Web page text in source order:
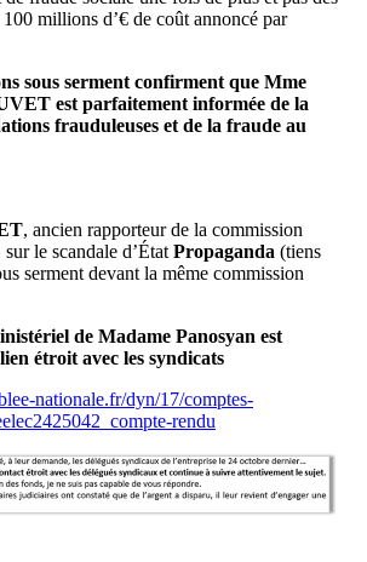
millions d’€ de coût annoncé par
sous serment confirment que Mme
est parfaitement informée de la
frauduleuses et de la fraude au
, ancien rapporteur de la commission
le scandale d’État Propaganda (tiens
serment devant la même commission
de Madame Panosyan est
étroit avec les syndicats
nationale.fr/dyn/17/comptes-
rendu